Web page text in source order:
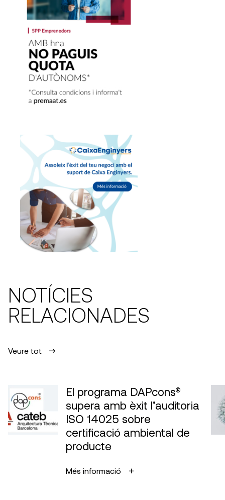
NOTÍCIES
RELACIONADES
Veure tot
El programa DAPcons®
supera amb èxit l’auditoria
ISO 14025 sobre
certificació ambiental de
producte
Més informació